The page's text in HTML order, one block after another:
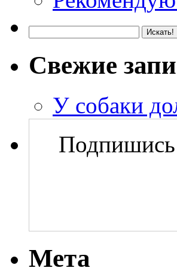
Свежие
У собаки
Подпишись
Мета